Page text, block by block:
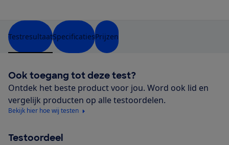
TestresultaatSpecificatiesPrijzen
Ook toegang tot deze test?
Ontdek het beste product voor jou. Word ook lid en
vergelijk producten op alle testoordelen.
Bekijk hier hoe wij testen
Testoordeel